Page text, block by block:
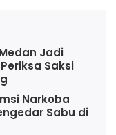
Jadi
Saksi
Narkoba
Sabu di